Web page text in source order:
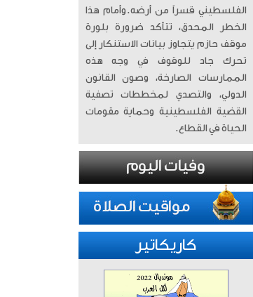
الفلسطيني قسراً من أرضه. ​وأمام هذا
الخطر المحدق، تتأكد ضرورة بلورة
موقف حازم يتجاوز بيانات الاستنكار إلى
تحرك جاد للوقوف في وجه هذه
الممارسات الصارخة، وصون القانون
الدولي، والتصدي لمخططات تصفية
القضية الفلسطينية وحماية مقومات
الحياة في القطاع.
كاريكاتير